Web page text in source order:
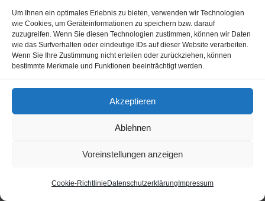
Um Ihnen ein optimales Erlebnis zu bieten, verwenden wir Technologien
wie Cookies, um Geräteinformationen zu speichern bzw. darauf
zuzugreifen. Wenn Sie diesen Technologien zustimmen, können wir Daten
wie das Surfverhalten oder eindeutige IDs auf dieser Website verarbeiten.
Wenn Sie Ihre Zustimmung nicht erteilen oder zurückziehen, können
bestimmte Merkmale und Funktionen beeinträchtigt werden.
Akzeptieren
Ablehnen
Voreinstellungen anzeigen
Cookie-Richtlinie Datenschutzerklärung Impressum
AGB
Datenschutz
Copyright © 2023 OUKACO GmbH